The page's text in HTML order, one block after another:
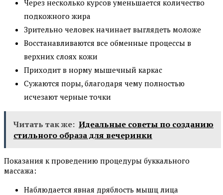
Через несколько курсов уменьшается количество
подкожного жира
Зрительно человек начинает выглядеть моложе
Восстанавливаются все обменные процессы в
верхних слоях кожи
Приходит в норму мышечный каркас
Сужаются поры, благодаря чему полностью
исчезают черные точки
Читать так же: Идеальные советы по созданию
стильного образа для вечеринки
Показания к проведению процедуры буккального
массажа:
Наблюдается явная дряблость мышц лица